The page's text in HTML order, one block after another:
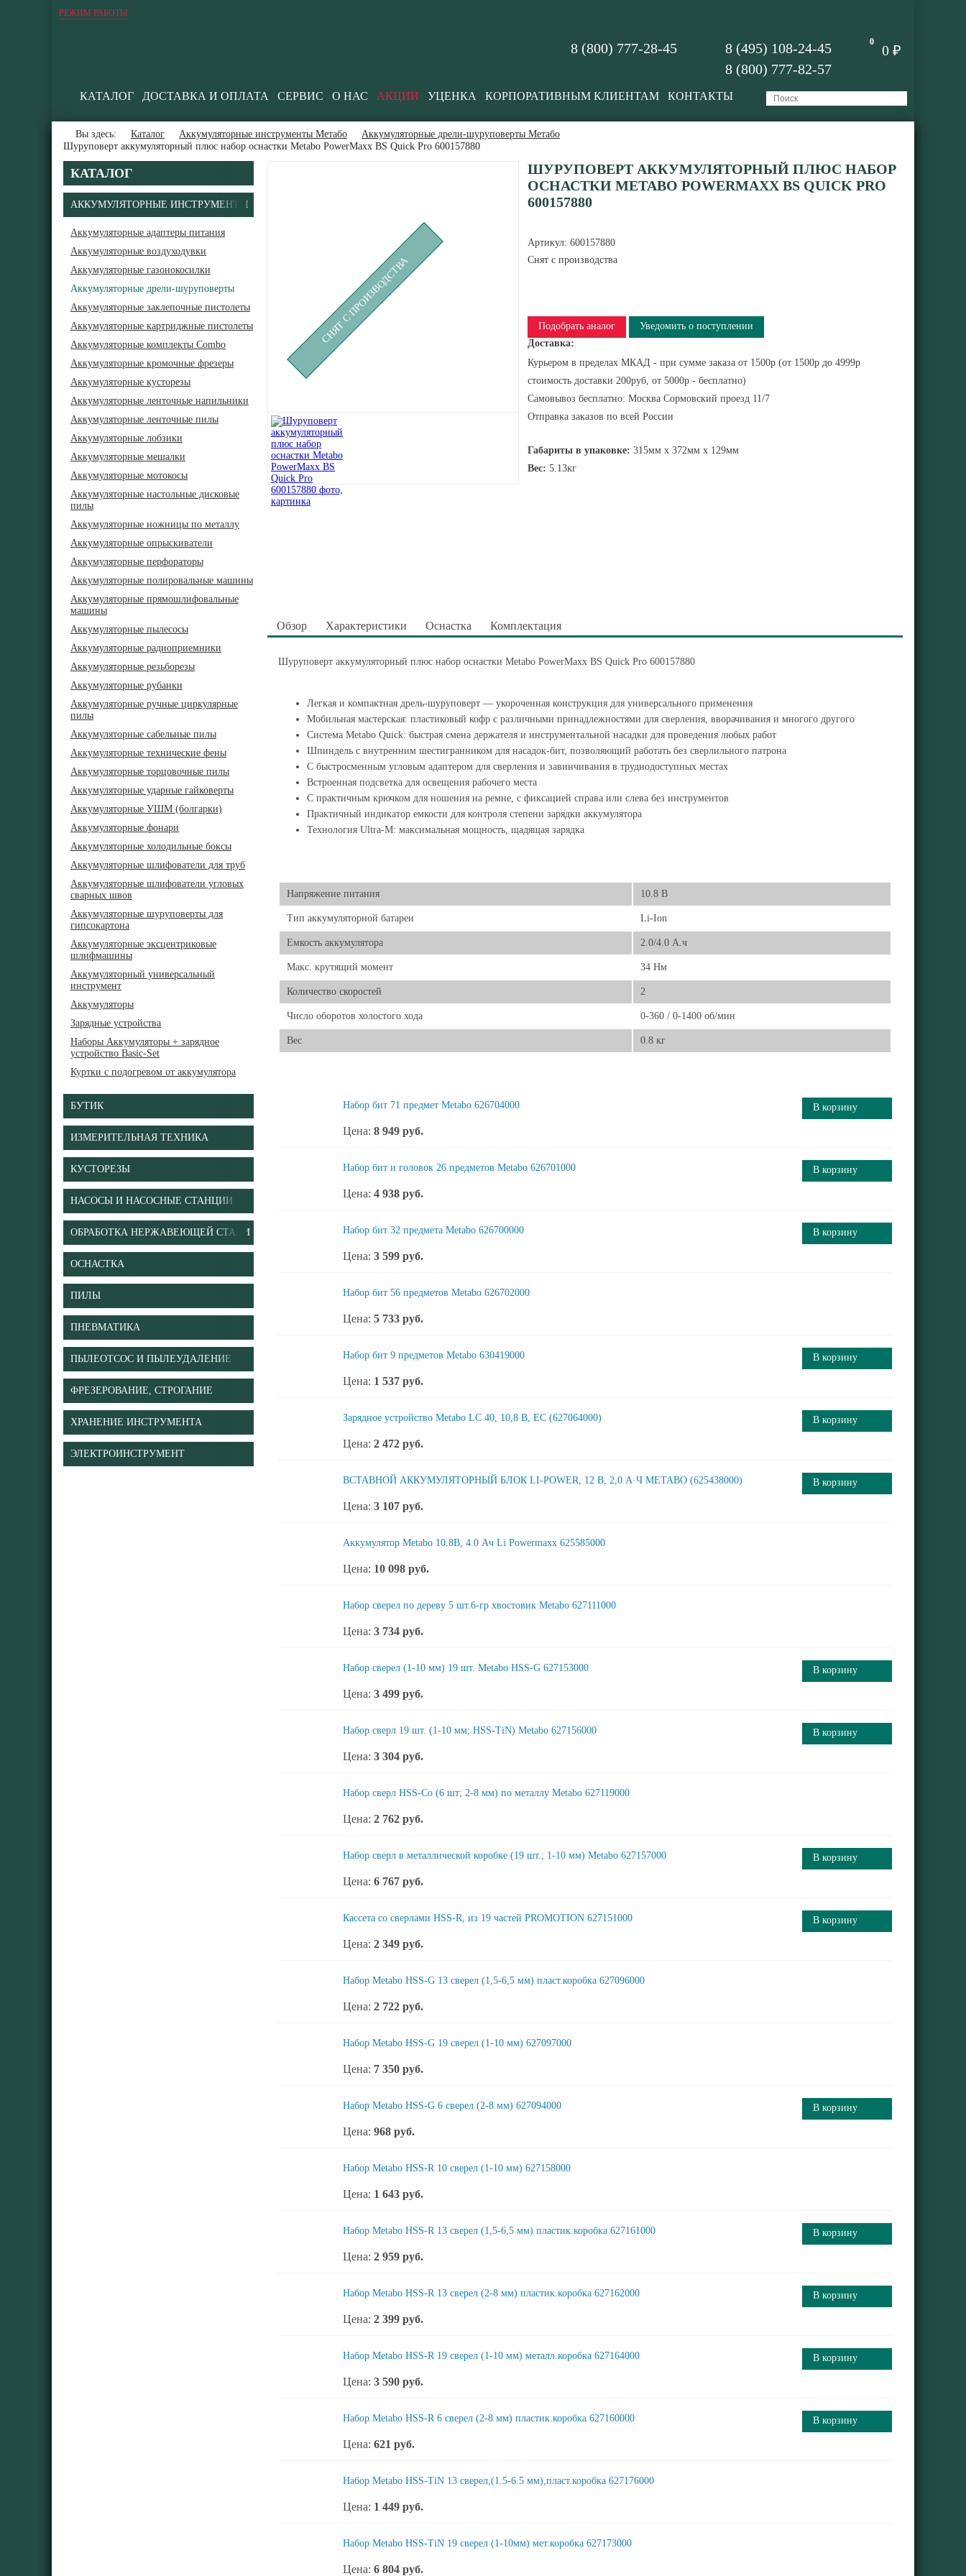
РЕЖИМ РАБОТЫ
0
0 ₽
8 (495) 108-24-45
8 (800) 777-82-57
8 (800) 777-28-45
КАТАЛОГ ДОСТАВКА И ОПЛАТА СЕРВИС О НАС АКЦИИ УЦЕНКА КОРПОРАТИВНЫМ КЛИЕНТАМ КОНТАКТЫ
Вы здесь: Каталог Аккумуляторные инструменты Метабо
Аккумуляторные дрели-шуруповерты Метабо
Шуруповерт аккумуляторный плюс набор оснастки Metabo PowerMaxx BS Quick Pro 600157880
КАТАЛОГ
АККУМУЛЯТОРНЫЕ ИНСТРУМЕНТЫ
Аккумуляторные адаптеры питания
Аккумуляторные воздуходувки
Аккумуляторные газонокосилки
Аккумуляторные дрели-шуруповерты
Аккумуляторные заклепочные пистолеты
Аккумуляторные картриджные пистолеты
Аккумуляторные комплекты Combo
Аккумуляторные кромочные фрезеры
Аккумуляторные кусторезы
Аккумуляторные ленточные напильники
Аккумуляторные ленточные пилы
Аккумуляторные лобзики
Аккумуляторные мешалки
Аккумуляторные мотокосы
Аккумуляторные настольные дисковые
пилы
Аккумуляторные ножницы по металлу
Аккумуляторные опрыскиватели
Аккумуляторные перфораторы
Аккумуляторные полировальные машины
Аккумуляторные прямошлифовальные
машины
Аккумуляторные пылесосы
Аккумуляторные радиоприемники
Аккумуляторные резьборезы
Аккумуляторные рубанки
Аккумуляторные ручные циркулярные
пилы
Аккумуляторные сабельные пилы
Аккумуляторные технические фены
Аккумуляторные торцовочные пилы
Аккумуляторные ударные гайковерты
Аккумуляторные УШМ (болгарки)
Аккумуляторные фонари
Аккумуляторные холодильные боксы
Аккумуляторные шлифователи для труб
Аккумуляторные шлифователи угловых
сварных швов
Аккумуляторные шуруповерты для
гипсокартона
Аккумуляторные эксцентриковые
шлифмашины
Аккумуляторный универсальный
инструмент
Аккумуляторы
Зарядные устройства
Наборы Аккумуляторы + зарядное
устройство Basic-Set
Куртки с подогревом от аккумулятора
БУТИК
ИЗМЕРИТЕЛЬНАЯ ТЕХНИКА
КУСТОРЕЗЫ
НАСОСЫ И НАСОСНЫЕ СТАНЦИИ
ОБРАБОТКА НЕРЖАВЕЮЩЕЙ СТАЛИ
ОСНАСТКА
ПИЛЫ
ПНЕВМАТИКА
ПЫЛЕОТСОС И ПЫЛЕУДАЛЕНИЕ
ФРЕЗЕРОВАНИЕ, СТРОГАНИЕ
ХРАНЕНИЕ ИНСТРУМЕНТА
ЭЛЕКТРОИНСТРУМЕНТ
СНЯТ С ПРОИЗВОДСТВА
ШУРУПОВЕРТ АККУМУЛЯТОРНЫЙ ПЛЮС НАБОР
ОСНАСТКИ METABO POWERMAXX BS QUICK PRO
600157880
Артикул: 600157880
Снят с производства
Подобрать аналог
Уведомить о поступлении
Доставка:
Курьером в пределах МКАД - при сумме заказа от 1500р (от 1500р до 4999р
стоимость доставки 200руб, от 5000р - бесплатно)
Самовывоз бесплатно: Москва Сормовский проезд 11/7
Отправка заказов по всей России
Габариты в упаковке: 315мм x 372мм x 129мм
Вес: 5.13кг
Обзор Характеристики Оснастка Комплектация
Шуруповерт аккумуляторный плюс набор оснастки Metabo PowerMaxx BS Quick Pro 600157880
Легкая и компактная дрель-шуруповерт — укороченная конструкция для универсального применения
Мобильная мастерская: пластиковый кофр с различными принадлежностями для сверления, вворачивания и многого другого
Система Metabo Quick: быстрая смена держателя и инструментальной насадки для проведения любых работ
Шпиндель с внутренним шестигранником для насадок-бит, позволяющий работать без сверлильного патрона
С быстросменным угловым адаптером для сверления и завинчивания в труднодоступных местах
Встроенная подсветка для освещения рабочего места
С практичным крючком для ношения на ремне, с фиксацией справа или слева без инструментов
Практичный индикатор емкости для контроля степени зарядки аккумулятора
Технология Ultra-M: максимальная мощность, щадящая зарядка
Напряжение питания 10.8 В
Тип аккумуляторной батареи Li-Ion
Емкость аккумулятора 2.0/4.0 А.ч
Макс. крутящий момент 34 Нм
Количество скоростей 2
Число оборотов холостого хода 0-360 / 0-1400 об/мин
Вес 0.8 кг
В корзину
Набор бит 71 предмет Metabo 626704000
Цена: 8 949 руб.
В корзину
Набор бит и головок 26 предметов Metabo 626701000
Цена: 4 938 руб.
В корзину
Набор бит 32 предмета Metabo 626700000
Цена: 3 599 руб.
Набор бит 56 предметов Metabo 626702000
Цена: 5 733 руб.
В корзину
Набор бит 9 предметов Metabo 630419000
Цена: 1 537 руб.
В корзину
Зарядное устройство Metabo LC 40, 10,8 В, ЕС (627064000)
Цена: 2 472 руб.
В корзину
ВСТАВНОЙ АККУМУЛЯТОРНЫЙ БЛОК LI-POWER, 12 В, 2,0 А·Ч METABO (625438000)
Цена: 3 107 руб.
Аккумулятор Metabo 10.8В, 4.0 Ач Li Powermaxx 625585000
Цена: 10 098 руб.
Набор сверел по дереву 5 шт.6-гр хвостовик Metabo 627111000
Цена: 3 734 руб.
В корзину
Набор сверел (1-10 мм) 19 шт. Metabo HSS-G 627153000
Цена: 3 499 руб.
В корзину
Набор сверл 19 шт. (1-10 мм; HSS-TiN) Metabo 627156000
Цена: 3 304 руб.
Набор сверл HSS-Co (6 шт; 2-8 мм) по металлу Metabo 627119000
Цена: 2 762 руб.
В корзину
Набор сверл в металлической коробке (19 шт.; 1-10 мм) Metabo 627157000
Цена: 6 767 руб.
В корзину
Кассета со сверлами HSS-R, из 19 частей PROMOTION 627151000
Цена: 2 349 руб.
Набор Metabo HSS-G 13 сверел (1,5-6,5 мм) пласт.коробка 627096000
Цена: 2 722 руб.
Набор Metabo HSS-G 19 сверел (1-10 мм) 627097000
Цена: 7 350 руб.
В корзину
Набор Metabo HSS-G 6 сверел (2-8 мм) 627094000
Цена: 968 руб.
Набор Metabo HSS-R 10 сверел (1-10 мм) 627158000
Цена: 1 643 руб.
В корзину
Набор Metabo HSS-R 13 сверел (1,5-6,5 мм) пластик.коробка 627161000
Цена: 2 959 руб.
В корзину
Набор Metabo HSS-R 13 сверел (2-8 мм) пластик.коробка 627162000
Цена: 2 399 руб.
В корзину
Набор Metabo HSS-R 19 сверел (1-10 мм) металл.коробка 627164000
Цена: 3 590 руб.
В корзину
Набор Metabo HSS-R 6 сверел (2-8 мм) пластик.коробка 627160000
Цена: 621 руб.
Набор Metabo HSS-TiN 13 сверел,(1.5-6.5 мм),пласт.коробка 627176000
Цена: 1 449 руб.
Набор Metabo HSS-TiN 19 сверел (1-10мм) мет.коробка 627173000
Цена: 6 804 руб.